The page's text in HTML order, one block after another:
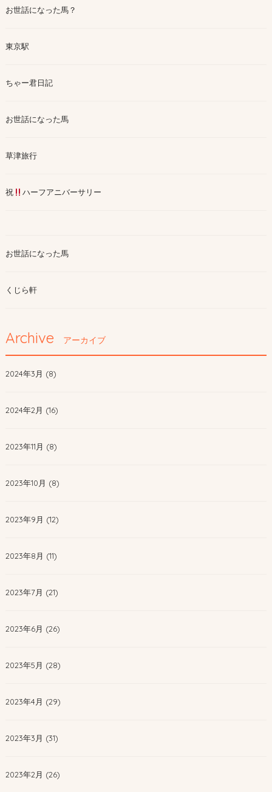
お世話になった馬？
東京駅
ちゃー君日記
お世話になった馬
草津旅行
祝 ハーフアニバーサリー
お世話になった馬
くじら軒
Archive アーカイブ
2024年3月 (8)
2024年2月 (16)
2023年11月 (8)
2023年10月 (8)
2023年9月 (12)
2023年8月 (11)
2023年7月 (21)
2023年6月 (26)
2023年5月 (28)
2023年4月 (29)
2023年3月 (31)
2023年2月 (26)